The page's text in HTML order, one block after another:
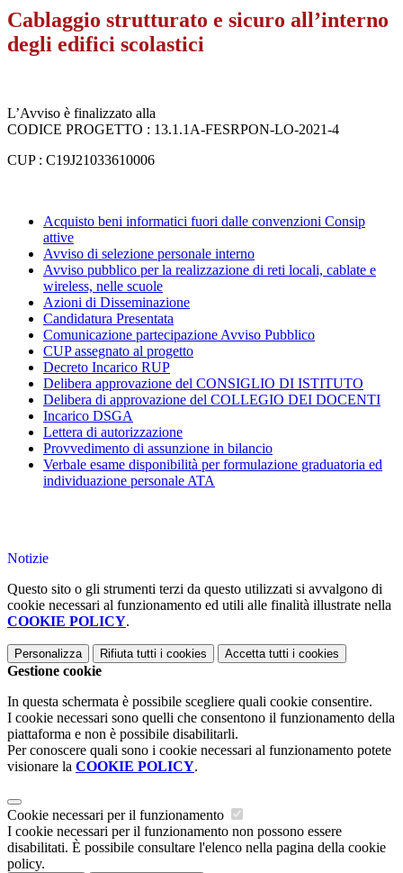
Cablaggio strutturato e sicuro all’interno
degli edifici scolastici
L’Avviso è finalizzato alla
CODICE PROGETTO : 13.1.1A-FESRPON-LO-2021-4
CUP : C19J21033610006
Acquisto beni informatici fuori dalle convenzioni Consip
attive
Avviso di selezione personale interno
Avviso pubblico per la realizzazione di reti locali, cablate e
wireless, nelle scuole
Azioni di Disseminazione
Candidatura Presentata
Comunicazione partecipazione Avviso Pubblico
CUP assegnato al progetto
Decreto Incarico RUP
Delibera approvazione del CONSIGLIO DI ISTITUTO
Delibera di approvazione del COLLEGIO DEI DOCENTI
Incarico DSGA
Lettera di autorizzazione
Provvedimento di assunzione in bilancio
Verbale esame disponibilità per formulazione graduatoria ed
individuazione personale ATA
Notizie
Questo sito o gli strumenti terzi da questo utilizzati si avvalgono di
cookie necessari al funzionamento ed utili alle finalità illustrate nella
COOKIE POLICY.
Personalizza Rifiuta tutti i cookies Accetta tutti i cookies
Gestione cookie
In questa schermata è possibile scegliere quali cookie consentire.
I cookie necessari sono quelli che consentono il funzionamento della
piattaforma e non è possibile disabilitarli.
Per conoscere quali sono i cookie necessari al funzionamento potete
visionare la COOKIE POLICY.
Cookie necessari per il funzionamento
I cookie necessari per il funzionamento non possono essere
disabilitati. È possibile consultare l'elenco nella pagina della cookie
policy.